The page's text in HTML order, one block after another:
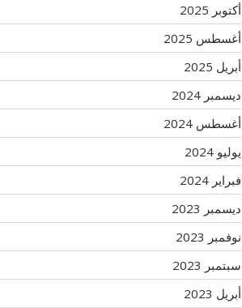
أكتوبر 2025
أغسطس 2025
أبريل 2025
ديسمبر 2024
أغسطس 2024
يوليو 2024
فبراير 2024
ديسمبر 2023
نوفمبر 2023
سبتمبر 2023
أبريل 2023